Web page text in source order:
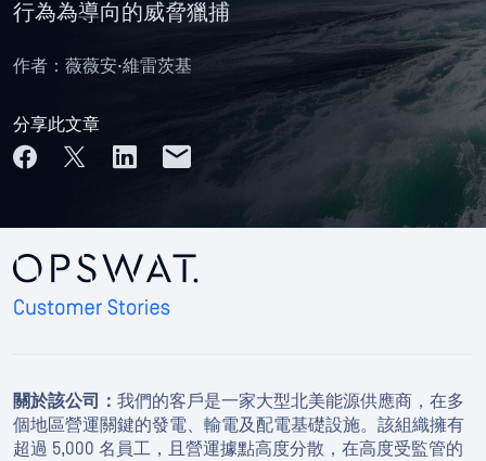
行為為導向的威脅獵捕
作者： 薇薇安·維雷茨基
分享此文章
關於該公司： 我們的客戶是一家大型北美能源供應商，在多
個地區營運關鍵的發電、輸電及配電基礎設施。該組織擁有
超過 5,000 名員工，且營運據點高度分散，在高度受監管的